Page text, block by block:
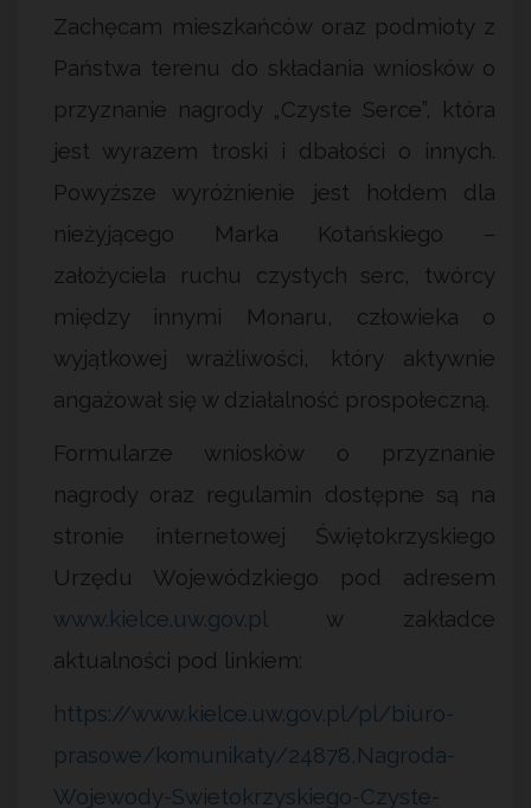
Zachęcam mieszkańców oraz podmioty z
Państwa terenu do składania wniosków o
przyznanie nagrody „Czyste Serce”, która
jest wyrazem troski i dbałości o innych.
Powyższe wyróżnienie jest hołdem dla
nieżyjącego Marka Kotańskiego –
założyciela ruchu czystych serc, twórcy
między innymi Monaru, człowieka o
wyjątkowej wrażliwości, który aktywnie
angażował się w działalność prospołeczną.
Formularze wniosków o przyznanie
nagrody oraz regulamin dostępne są na
stronie internetowej Świętokrzyskiego
Urzędu Wojewódzkiego pod adresem
www.kielce.uw.gov.pl w zakładce
aktualności pod linkiem:
https://www.kielce.uw.gov.pl/pl/biuro-
prasowe/komunikaty/24878,Nagroda-
Wojewody-Swietokrzyskiego-Czyste-